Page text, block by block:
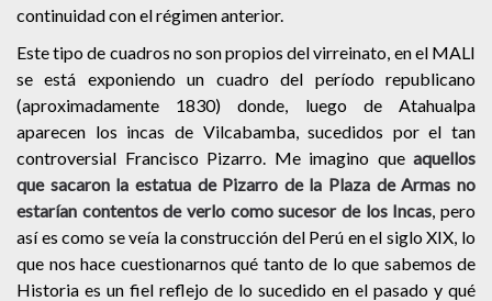
continuidad con el régimen anterior.
Este tipo de cuadros no son propios del virreinato, en el MALI
se está exponiendo un cuadro del período republicano
(aproximadamente 1830) donde, luego de Atahualpa
aparecen los incas de Vilcabamba, sucedidos por el tan
controversial Francisco Pizarro. Me imagino que aquellos
que sacaron la estatua de Pizarro de la Plaza de Armas no
estarían contentos de verlo como sucesor de los Incas, pero
así es como se veía la construcción del Perú en el siglo XIX, lo
que nos hace cuestionarnos qué tanto de lo que sabemos de
Historia es un fiel reflejo de lo sucedido en el pasado y qué